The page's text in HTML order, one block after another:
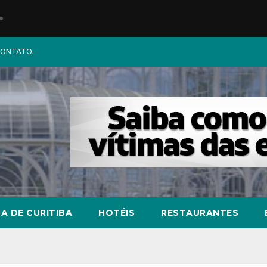
DE CURITIBA HOTÉIS RESTAURANTES